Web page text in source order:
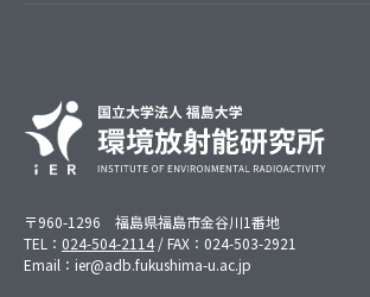
〒960-1296 福島県福島市金谷川1番地
TEL： 024-504-2114 / FAX：024-503-2921
Email：ier@adb.fukushima-u.ac.jp